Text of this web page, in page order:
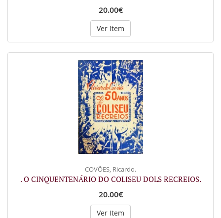
20.00€
Ver Item
COVÕES, Ricardo.
. O CINQUENTENÁRIO DO COLISEU DOLS RECREIOS.
20.00€
Ver Item